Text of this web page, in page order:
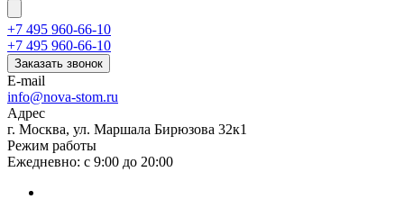
+7 495 960-66-10
+7 495 960-66-10
Заказать звонок
E-mail
info@nova-stom.ru
Адрес
г. Москва, ул. Маршала Бирюзова 32к1
Режим работы
Ежедневно: с 9:00 до 20:00